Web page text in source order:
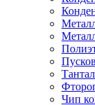
Чип